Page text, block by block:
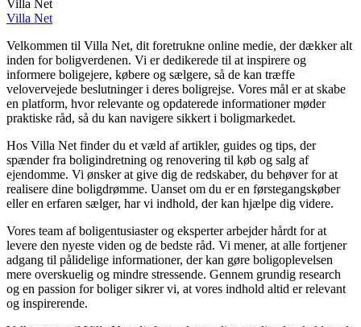
Villa Net
Villa Net
Velkommen til Villa Net, dit foretrukne online medie, der dækker alt
inden for boligverdenen. Vi er dedikerede til at inspirere og
informere boligejere, købere og sælgere, så de kan træffe
velovervejede beslutninger i deres boligrejse. Vores mål er at skabe
en platform, hvor relevante og opdaterede informationer møder
praktiske råd, så du kan navigere sikkert i boligmarkedet.
Hos Villa Net finder du et væld af artikler, guides og tips, der
spænder fra boligindretning og renovering til køb og salg af
ejendomme. Vi ønsker at give dig de redskaber, du behøver for at
realisere dine boligdrømme. Uanset om du er en førstegangskøber
eller en erfaren sælger, har vi indhold, der kan hjælpe dig videre.
Vores team af boligentusiaster og eksperter arbejder hårdt for at
levere den nyeste viden og de bedste råd. Vi mener, at alle fortjener
adgang til pålidelige informationer, der kan gøre boligoplevelsen
mere overskuelig og mindre stressende. Gennem grundig research
og en passion for boliger sikrer vi, at vores indhold altid er relevant
og inspirerende.